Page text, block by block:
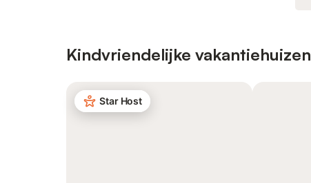
Kindvriendelijke vakantiehuizen
Star Host